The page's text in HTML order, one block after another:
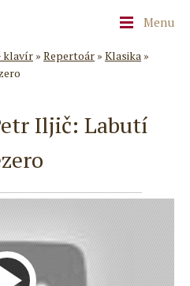
Menu
klavír » Repertoár » Klasika »
Iljič: Labutí